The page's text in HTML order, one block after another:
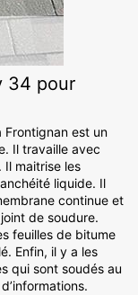
34 pour
Frontignan est un
Il travaille avec
Il maitrise les
liquide. Il
continue et
de soudure.
feuilles de bitume
Enfin, il y a les
qui sont soudés au